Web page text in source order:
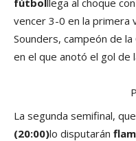
vencer 3-0 en la primera
Sounders, campeón de
en el que anotó el gol de
La segunda semifinal, que
(20:00)lo disputarán